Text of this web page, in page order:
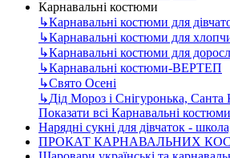
Карнавальні костюми
↳Карнавальні костюми для
↳Карнавальні костюми для
↳Карнавальні костюми для
↳Карнавальні костюми-ВЕРТЕП
↳Свято Осені
↳Дід Мороз і Снігуронька, Санта
Показати всі Карнавальні костюми
Нарядні сукні для дівчаток -
ПРОКАТ КАРНАВАЛЬНИХ